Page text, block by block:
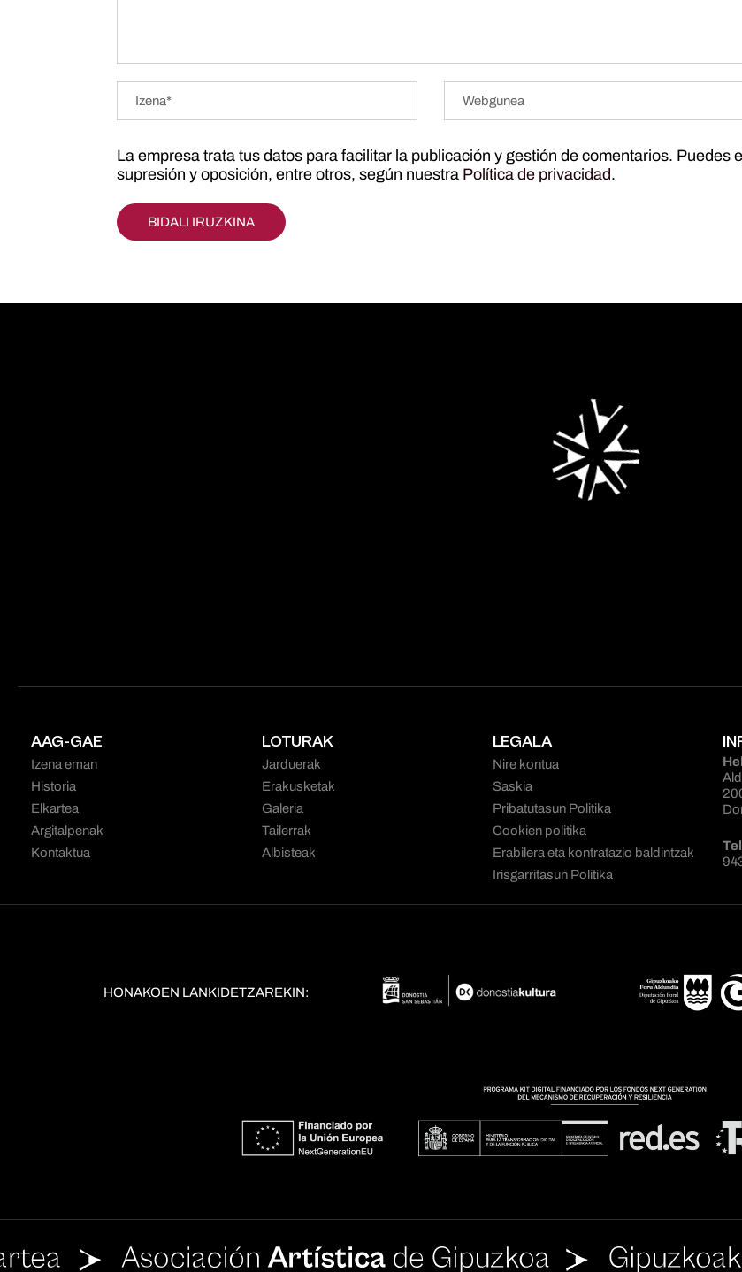
La empresa trata tus datos para facilitar la publicación y gestión de comentarios. Puedes
supresión y oposición, entre otros, según nuestra Política de privacidad.
AAG-GAE
Izena eman
Historia
Elkartea
Argitalpenak
Kontaktua
LOTURAK
Jarduerak
Erakusketak
Galeria
Tailerrak
Albisteak
LEGALA
Nire kontua
Saskia
Pribatutasun Politika
Cookien politika
Erabilera eta kontratazio baldintzak
Irisgarritasun Politika
HONAKOEN LANKIDETZAREKIN: